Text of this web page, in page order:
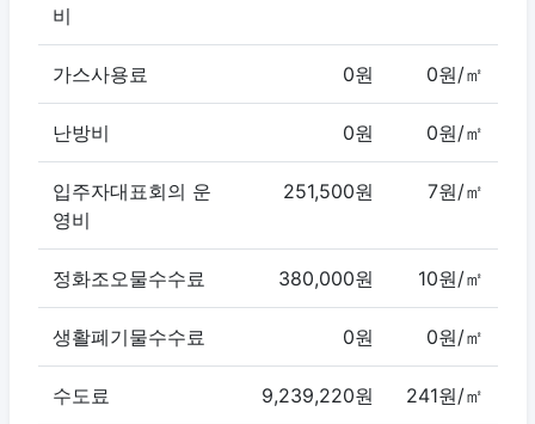
비
가스사용료 0원 0원/㎡
난방비 0원 0원/㎡
입주자대표회의 운
영비
251,500원 7원/㎡
정화조오물수수료 380,000원 10원/㎡
생활폐기물수수료 0원 0원/㎡
수도료 9,239,220원 241원/㎡